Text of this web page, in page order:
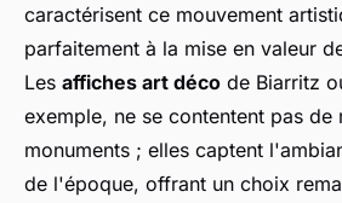
caractérisent ce mouvement
parfaitement à la mise en valeur
Les affiches art déco de Biarritz
exemple, ne se contentent pas de
monuments ; elles captent
de l'époque, offrant un choix